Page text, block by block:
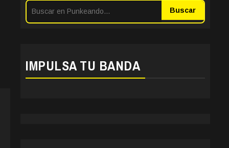
Buscar
IMPULSA TU BANDA